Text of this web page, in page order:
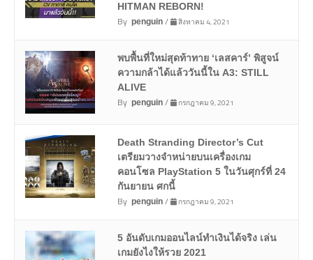
HITMAN REBORN!
By penguin/ สิงหาคม 4, 2021
พบพื้นที่ใหม่สุดท้าทาย ‘เลสคาร์’ พิสูจน์
ความกล้าได้แล้ววันนี้ใน A3: STILL
ALIVE
By penguin/ กรกฎาคม 9, 2021
Death Stranding Director’s Cut
เตรียมวางจำหน่ายบนเครื่องเกม
คอนโซล PlayStation 5 ในวันศุกร์ที่ 24
กันยายน ศกนี้
By penguin/ กรกฎาคม 9, 2021
5 อันดับเกมออนไลน์ทำเงินได้จริง เล่น
เกมยังไงให้รวย 2021